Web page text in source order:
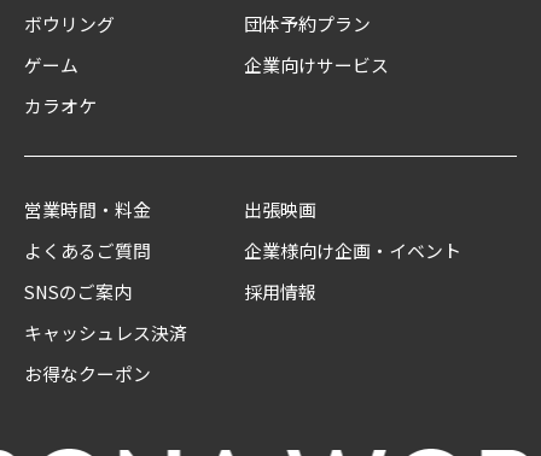
ボウリング
ゲーム
カラオケ
団体予約プラン
企業向けサービス
営業時間・料金
よくあるご質問
SNSのご案内
キャッシュレス決済
お得なクーポン
出張映画
企業様向け企画・イベント
採用情報